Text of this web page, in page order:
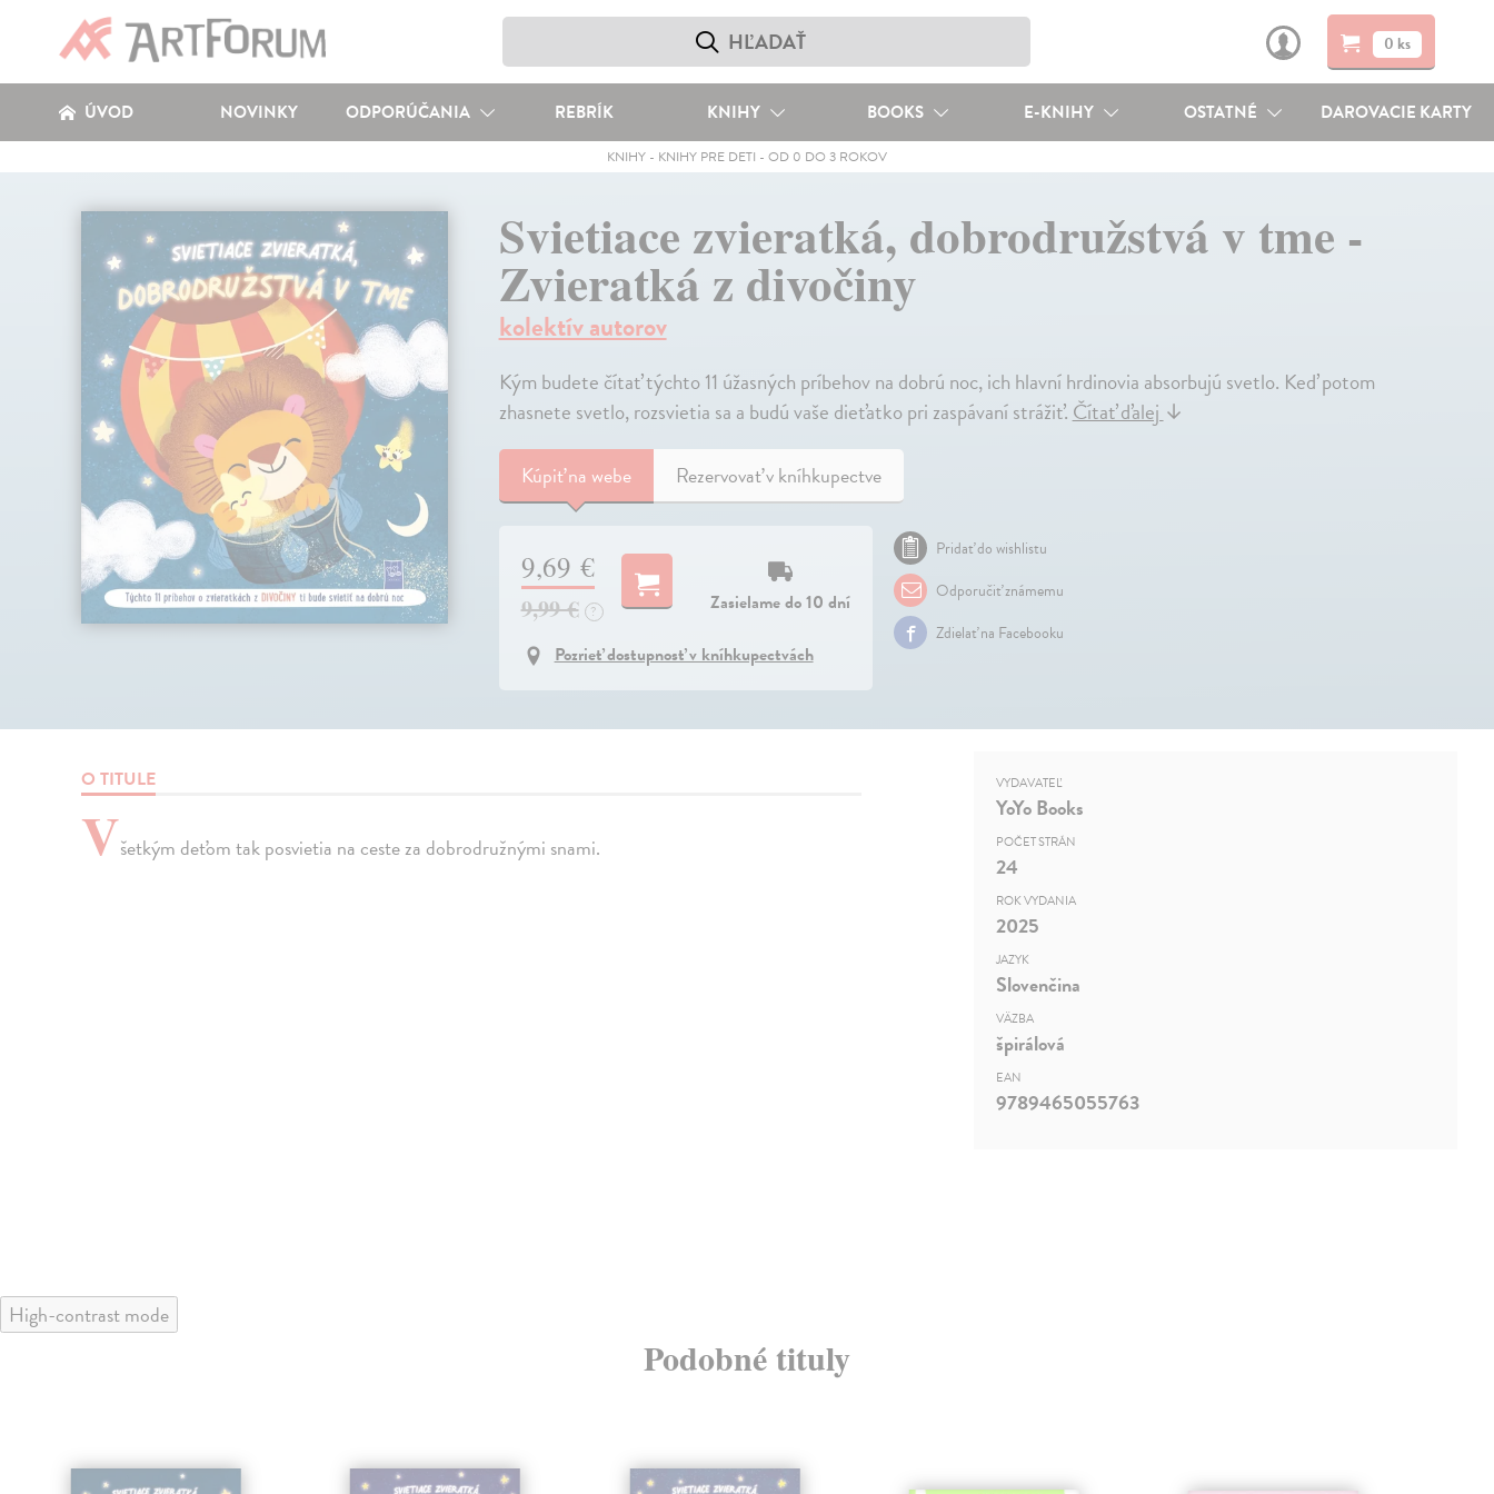
0 ks
ÚVOD NOVINKY ODPORÚČANIA REBRÍK KNIHY BOOKS E-KNIHY OSTATNÉ DAROVACIE KARTY
KNIHY- KNIHY PRE DETI - OD 0 DO 3 ROKOV
Svietiace zvieratká, dobrodružstvá v tme -
Zvieratká z divočiny
kolektív autorov
Kým budete čítať týchto 11 úžasných príbehov na dobrú noc, ich hlavní hrdinovia absorbujú svetlo. Keď potom
zhasnete svetlo, rozsvietia sa a budú vaše dieťatko pri zaspávaní strážiť.Čítať ďalej↓
Kúpiťna webe Rezervovať v kníhkupectve
9,69 €
9,99 € ?
Zasielame do 10 dní
Pozrieť dostupnosť v kníhkupectvách
Pridať do wishlistu
Odporučiť známemu
Zdielať na Facebooku
O TITULE
Všetkým deťom tak posvietia na ceste za dobrodružnými snami.
VYDAVATEĽ
YoYo Books
POČET STRÁN
24
ROK VYDANIA
2025
JAZYK
Slovenčina
VÄZBA
špirálová
EAN
9789465055763
High-contrast mode
Podobné tituly